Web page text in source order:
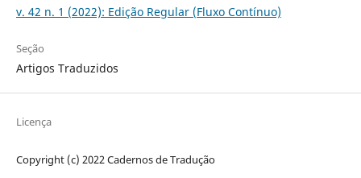
v. 42 n. 1 (2022): Edição Regular (Fluxo Contínuo)
Seção
Artigos Traduzidos
Licença
Copyright (c) 2022 Cadernos de Tradução